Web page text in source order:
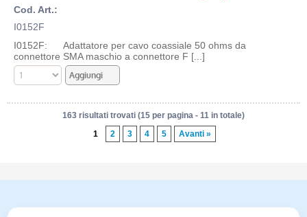
Cod. Art.:
I0152F
I0152F: Adattatore per cavo coassiale 50 ohms da
connettore SMA maschio a connettore F [...]
163 risultati trovati (15 per pagina - 11 in totale)
1
2 3 4 5 Avanti »